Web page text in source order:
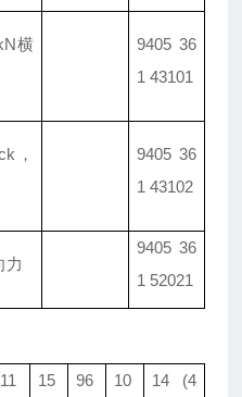
横
9405 36
1 43101
，
9405 36
1 43102
力
9405 36
1 52021
11
15
96
10
14 (4